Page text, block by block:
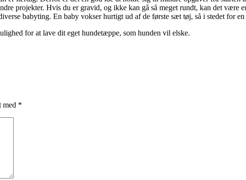
projekter. Hvis du er gravid, og ikke kan gå så meget rundt, kan det være
babyting. En baby vokser hurtigt ud af de første sæt tøj, så i stedet for
for at lave dit eget hundetæppe, som hunden vil elske.
med *